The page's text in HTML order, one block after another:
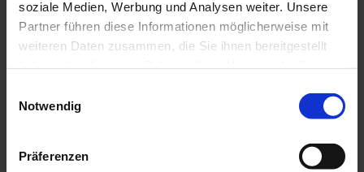
soziale Medien, Werbung und Analysen weiter. Unsere
Partner führen diese Informationen möglicherweise mit
weiteren Daten zusammen, die Sie ihnen bereitgestellt
Notwendig
Präferenzen
The Original
Dienstag bis Sonntag: 12.00 – 18.00 Uhr
(witterungsabhängig)
Café Münchner Freiheit
– 20.00 Uhr (Im April eingeschränkte Platzanzahl und
eingeschränktes Angebot)
Gut zu wissen
FLUX ist ein konsumfreier Ort, deshalb können